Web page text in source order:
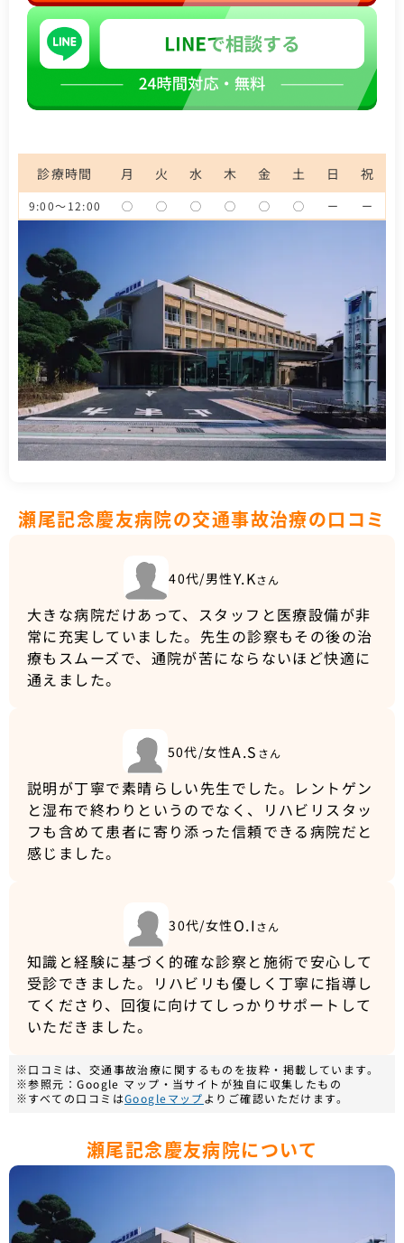
診療時間 月 火 水 木 金 土 日 祝
9:00～12:00 ◯ ◯ ◯ ◯ ◯ ◯ ー ー
瀬尾記念慶友病院の交通事故治療の口コミ
40代/男性Y.Kさん
大きな病院だけあって、スタッフと医療設備が非
常に充実していました。先生の診察もその後の治
療もスムーズで、通院が苦にならないほど快適に
通えました。
50代/女性A.S さん
説明が丁寧で素晴らしい先生でした。レントゲン
と湿布で終わりというのでなく、リハビリスタッ
フも含めて患者に寄り添った信頼できる病院だと
感じました。
30代/女性 O.I さん
知識と経験に基づく的確な診察と施術で安心して
受診できました。リハビリも優しく丁寧に指導し
てくださり、回復に向けてしっかりサポートして
いただきました。
※口コミは、交通事故治療に関するものを抜粋・掲載しています。
※参照元：Google マップ・当サイトが独自に収集したもの
※すべての口コミはGoogleマップよりご確認いただけます。
瀬尾記念慶友病院について